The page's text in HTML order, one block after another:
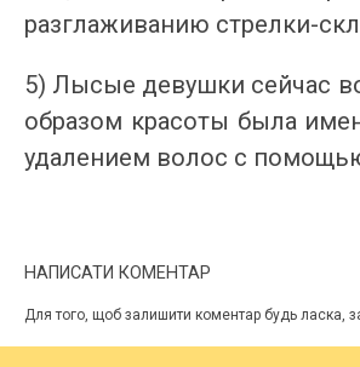
разглаживанию стрелки-
5) Лысые девушки сейчас
образом красоты была
удалением волос с
НАПИСАТИ КОМЕНТАР
Для того, щоб залишити коментар будь ласка,